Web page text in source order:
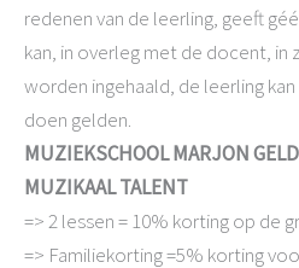
redenen van de leerling, geeft
kan, in overleg met de docent, in
worden ingehaald, de leerling
doen gelden.
MUZIEKSCHOOL MARJON
MUZIKAAL TALENT
=> 2 lessen = 10% korting op de
=> Familiekorting =5% korting